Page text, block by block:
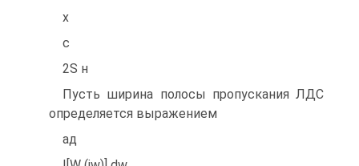
x
c
2S н
Пусть ширина полосы пропускания ЛДС
определяется выражением
ад